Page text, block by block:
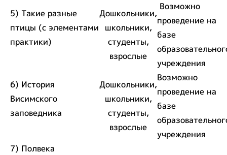
5) Такие разные
птицы (с элементами
практики)
Дошкольники,
школьники,
студенты,
взрослые
Возможно
проведение на
базе
учреждения
6) История
Висимского
заповедника
Дошкольники,
школьники,
студенты,
взрослые
Возможно
проведение на
базе
учреждения
7) Полвека